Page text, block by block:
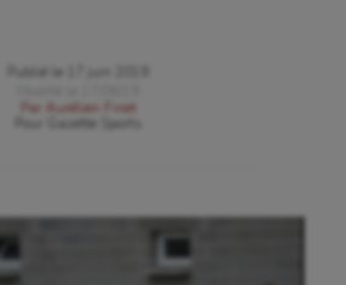
Publié le
Par
Aurélien Finet
Gazette Sports